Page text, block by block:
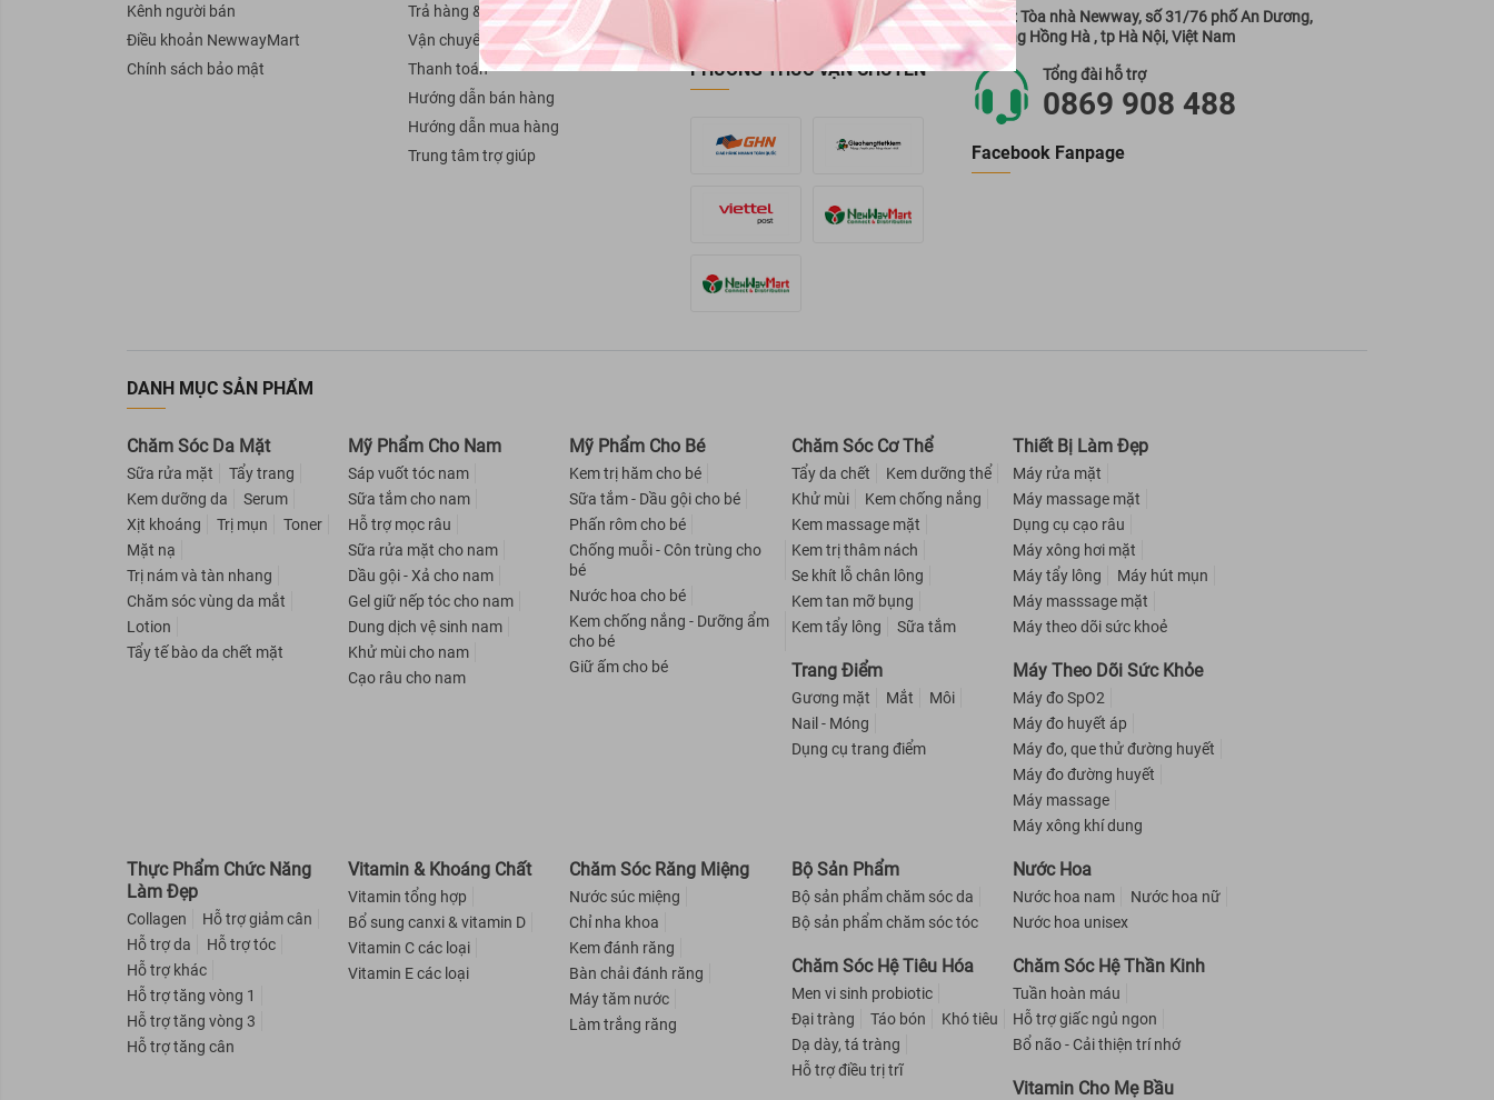
Lab Nature
Organic Shop
Eucerin
AISHITOTO
Liese
Herbal Essences
Old Spice
Love Beauty And Planet
X-Men
Hasi Kokeshi
Michiru
Dr-Groot
Mamonde
Pelican
HATOMUGI
EtiaXil
Kênh người bán
Điều khoản NewwayMart
Chính sách bảo mật
Trả hàng & Hoàn tiền
Vận chuyển
Thanh toán
Hướng dẫn bán hàng
Hướng dẫn mua hàng
Trung tâm trợ giúp
PHƯƠNG THỨC VẬN CHUYỂN
Trụ sở: Tòa nhà Newway, số 31/76 phố An Dương,
phường Hồng Hà , tp Hà Nội, Việt Nam
Tổng đài hỗ trợ
0869 908 488
Facebook Fanpage
DANH MỤC SẢN PHẨM
Chăm Sóc Da Mặt
Sữa rửa mặt
Tẩy trang
Kem dưỡng da
Serum
Xịt khoáng
Trị mụn
Toner
Mặt nạ
Trị nám và tàn nhang
Chăm sóc vùng da mắt
Lotion
Tẩy tế bào da chết mặt
Mỹ Phẩm Cho Nam
Sáp vuốt tóc nam
Sữa tắm cho nam
Hỗ trợ mọc râu
Sữa rửa mặt cho nam
Dầu gội - Xả cho nam
Gel giữ nếp tóc cho nam
Dung dịch vệ sinh nam
Khử mùi cho nam
Cạo râu cho nam
Mỹ Phẩm Cho Bé
Kem trị hăm cho bé
Sữa tắm - Dầu gội cho bé
Phấn rôm cho bé
Chống muỗi - Côn trùng cho
bé
Nước hoa cho bé
Kem chống nắng - Dưỡng ẩm
cho bé
Giữ ấm cho bé
Chăm Sóc Cơ Thể
Tẩy da chết
Kem dưỡng thể
Khử mùi
Kem chống nắng
Kem massage mặt
Kem trị thâm nách
Se khít lỗ chân lông
Kem tan mỡ bụng
Kem tẩy lông
Sữa tắm
Thiết Bị Làm Đẹp
Máy rửa mặt
Máy massage mặt
Dụng cụ cạo râu
Máy xông hơi mặt
Máy tẩy lông
Máy hút mụn
Máy masssage mặt
Máy theo dõi sức khoẻ
Trang Điểm
Gương mặt Mắt
Môi
Nail - Móng
Dụng cụ trang điểm
Máy Theo Dõi Sức Khỏe
Máy đo SpO2
Máy đo huyết áp
Máy đo, que thử đường huyết
Máy đo đường huyết
Máy massage
Máy xông khí dung
Thực Phẩm Chức Năng
Làm Đẹp
Collagen
Hỗ trợ giảm cân
Hỗ trợ da
Hỗ trợ tóc
Hỗ trợ khác
Hỗ trợ tăng vòng 1
Hỗ trợ tăng vòng 3
Hỗ trợ tăng cân
Vitamin & Khoáng Chất
Vitamin tổng hợp
Bổ sung canxi & vitamin D
Vitamin C các loại
Vitamin E các loại
Chăm Sóc Răng Miệng
Nước súc miệng
Chỉ nha khoa
Kem đánh răng
Bàn chải đánh răng
Máy tăm nước
Làm trắng răng
Bộ Sản Phẩm
Bộ sản phẩm chăm sóc da
Bộ sản phẩm chăm sóc tóc
Nước Hoa
Nước hoa nam
Nước hoa nữ
Nước hoa unisex
Chăm Sóc Hệ Tiêu Hóa
Men vi sinh probiotic
Đại tràng
Táo bón
Khó tiêu
Dạ dày, tá tràng
Hỗ trợ điều trị trĩ
Chăm Sóc Hệ Thần Kinh
Tuần hoàn máu
Hỗ trợ giấc ngủ ngon
Bổ não - Cải thiện trí nhớ
Vitamin Cho Mẹ Bầu